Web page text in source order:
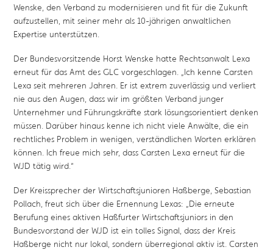
Wenske, den Verband zu modernisieren und fit für die Zukunft
aufzustellen, mit seiner mehr als 10-jährigen anwaltlichen
Expertise unterstützen.
Der Bundesvorsitzende Horst Wenske hatte Rechtsanwalt Lexa
erneut für das Amt des GLC vorgeschlagen. „Ich kenne Carsten
Lexa seit mehreren Jahren. Er ist extrem zuverlässig und verliert
nie aus den Augen, dass wir im größten Verband junger
Unternehmer und Führungskräfte stark lösungsorientiert denken
müssen. Darüber hinaus kenne ich nicht viele Anwälte, die ein
rechtliches Problem in wenigen, verständlichen Worten erklären
können. Ich freue mich sehr, dass Carsten Lexa erneut für die
WJD tätig wird.“
Der Kreissprecher der Wirtschaftsjunioren Haßberge, Sebastian
Pollach, freut sich über die Ernennung Lexas: „Die erneute
Berufung eines aktiven Haßfurter Wirtschaftsjuniors in den
Bundesvorstand der WJD ist ein tolles Signal, dass der Kreis
Haßberge nicht nur lokal, sondern überregional aktiv ist. Carsten